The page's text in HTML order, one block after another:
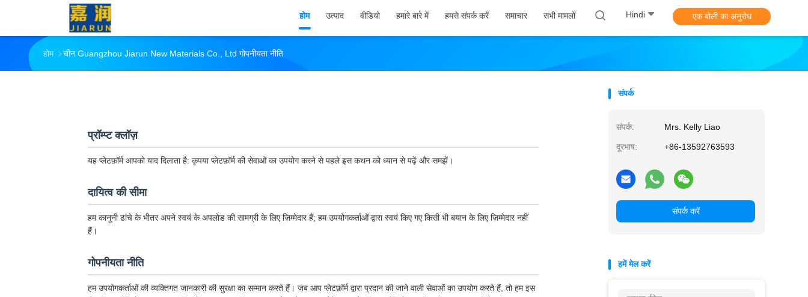
होम उत्पाद वीडियो हमारे बारे में हमसे संपर्क करें समाचार सभी मामलों Hindi एक बोली का अनुरोध
होम चीन Guangzhou Jiarun New Materials Co., Ltd गोपनीयता नीति
प्रॉम्प्ट क्लॉज़
यह प्लेटफ़ॉर्म आपको याद दिलाता है: कृपया प्लेटफ़ॉर्म की सेवाओं का उपयोग करने से पहले इस कथन को ध्यान से पढ़ें और समझें।
दायित्व की सीमा
हम कानूनी ढांचे के भीतर अपने स्वयं के अपलोड की सामग्री के लिए ज़िम्मेदार हैं; हम उपयोगकर्ताओं द्वारा स्वयं किए गए किसी भी बयान के लिए ज़िम्मेदार नहीं
हैं।
गोपनीयता नीति
हम उपयोगकर्ताओं की व्यक्तिगत जानकारी की सुरक्षा का सम्मान करते हैं। जब आप प्लेटफ़ॉर्म द्वारा प्रदान की जाने वाली सेवाओं का उपयोग करते हैं, तो हम इस
संपर्क
संपर्क: Mrs. Kelly Liao
दूरभाष: +86-13592763593
संपर्क करें
हमें मेल करें